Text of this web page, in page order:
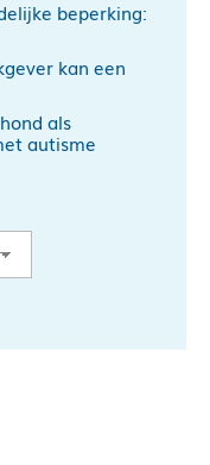
beperking:
kan een
als
autisme